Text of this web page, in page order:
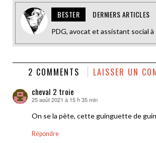
BESTER DERNIERS ARTICLES
PDG, avocat et assistant social à
2 COMMENTS LAISSER UN
cheval 2 troie
dit :
25 août 2021 à 15 h 35 min
On se la pète, cette guinguette de
Répondre